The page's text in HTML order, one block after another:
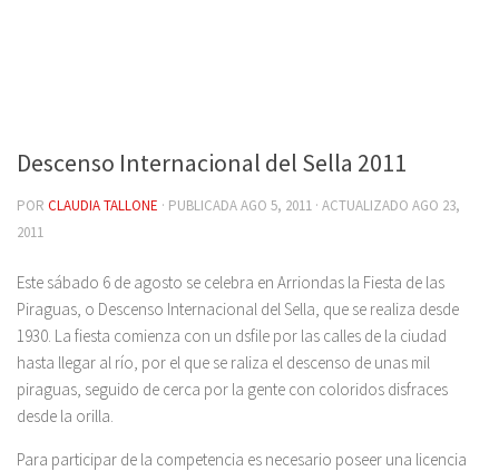
Descenso Internacional del Sella 2011
POR CLAUDIA TALLONE · PUBLICADAAGO 5, 2011 · ACTUALIZADO AGO 23,
2011
Este sábado 6 de agosto se celebra en Arriondas la Fiesta de las
Piraguas, o Descenso Internacional del Sella, que se realiza desde
1930. La fiesta comienza con un dsfile por las calles de la ciudad
hasta llegar al río, por el que se raliza el descenso de unas mil
piraguas, seguido de cerca por la gente con coloridos disfraces
desde la orilla.
Para participar de la competencia es necesario poseer una licencia